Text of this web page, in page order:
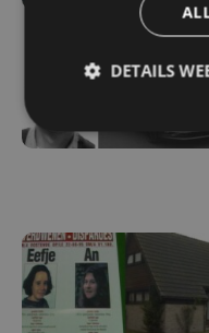
DETAILS